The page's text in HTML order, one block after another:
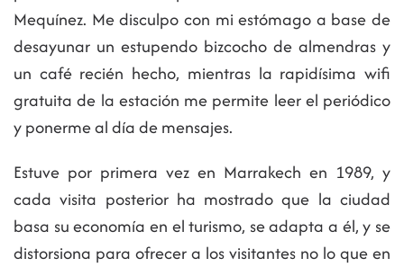
Mequínez. Me disculpo con mi estómago a base de
desayunar un estupendo bizcocho de almendras y
un café recién hecho, mientras la rapidísima wifi
gratuita de la estación me permite leer el periódico
y ponerme al día de mensajes.
Estuve por primera vez en Marrakech en 1989, y
cada visita posterior ha mostrado que la ciudad
basa su economía en el turismo, se adapta a él, y se
distorsiona para ofrecer a los visitantes no lo que en